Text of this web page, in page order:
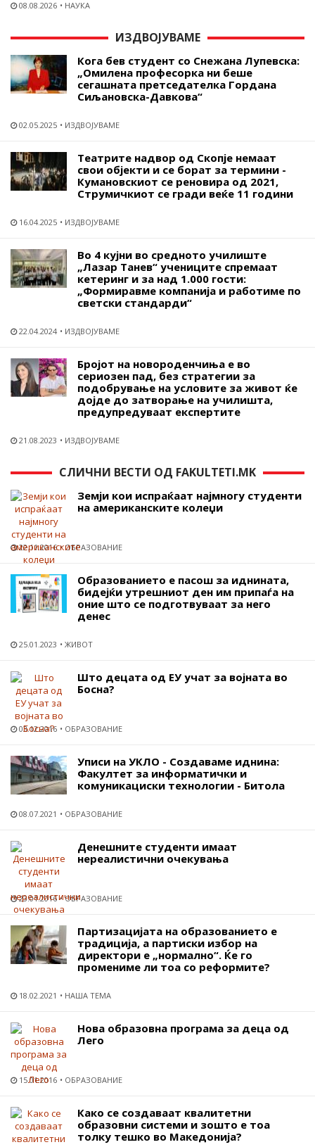
08.08.2026 НАУКА
ИЗДВОЈУВАМЕ
Кога бев студент со Снежана Лупевска:
„Омилена професорка ни беше
сегашната претседателка Гордана
Сиљановска-Давкова“
02.05.2025 ИЗДВОЈУВАМЕ
Театрите надвор од Скопје немаат
свои објекти и се борат за термини -
Кумановскиот се реновира од 2021,
Струмичкиот се гради веќе 11 години
16.04.2025 ИЗДВОЈУВАМЕ
Во 4 кујни во средното училиште
„Лазар Танев“ учениците спремаат
кетеринг и за над 1.000 гости:
„Формиравме компанија и работиме по
светски стандарди“
22.04.2024 ИЗДВОЈУВАМЕ
Бројот на новороденчиња е во
сериозен пад, без стратегии за
подобрување на условите за живот ќе
дојде до затворање на училишта,
предупредуваат експертите
21.08.2023 ИЗДВОЈУВАМЕ
СЛИЧНИ ВЕСТИ ОД FAKULTETI.MK
Земји кои испраќаат најмногу студенти
на американските колеџи
22.11.2016 ОБРАЗОВАНИЕ
Образованието е пасош за иднината,
бидејќи утрешниот ден им припаѓа на
оние што се подготвуваат за него
денес
25.01.2023 ЖИВОТ
Што децата од ЕУ учат за војната во
Босна?
03.12.2016 ОБРАЗОВАНИЕ
Уписи на УКЛО - Создаваме иднина:
Факултет за информатички и
комуникациски технологии - Битола
08.07.2021 ОБРАЗОВАНИЕ
Денешните студенти имаат
нереалистични очекувања
23.01.2016 ОБРАЗОВАНИЕ
Партизацијата на образованието е
традиција, а партиски избор на
директори е „нормално“. Ќе го
промениме ли тоа со реформите?
18.02.2021 НАША ТЕМА
Нова образовна програма за деца од
Лего
15.01.2016 ОБРАЗОВАНИЕ
Како се создаваат квалитетни
образовни системи и зошто е тоа
толку тешко во Македонија?